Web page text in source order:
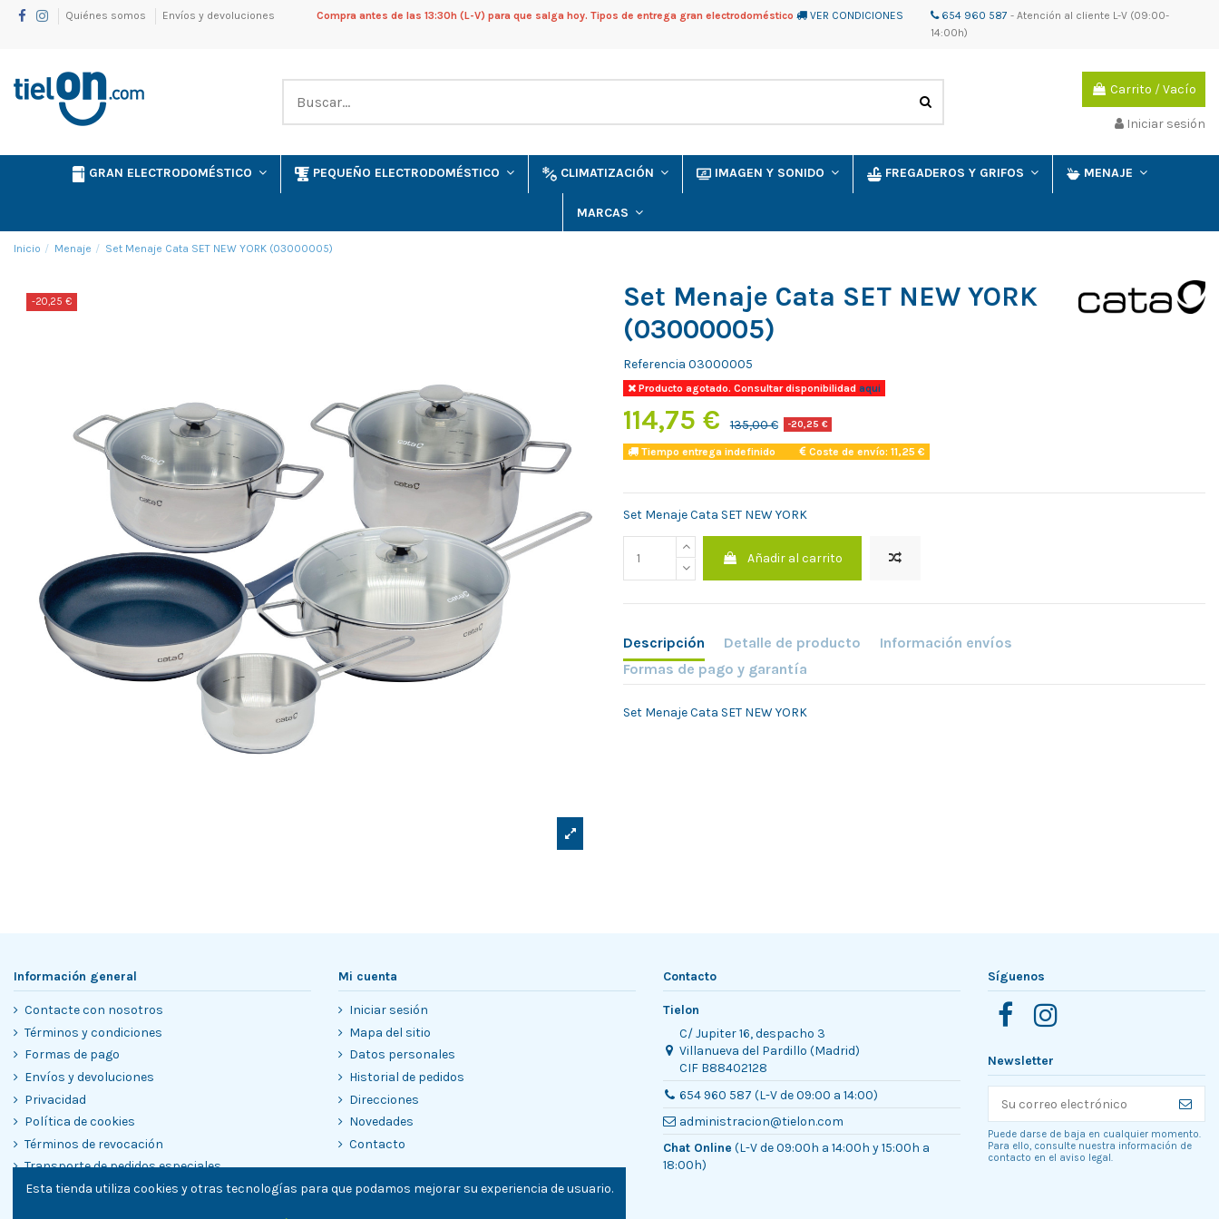
Quiénes somos Envíos y devoluciones Compra antes de las 13:30h (L-V) para que salga hoy. Tipos de entrega gran electrodoméstico VER CONDICIONES 654 960 587 - Atención al cliente L-V (09:00-
14:00h)
Carrito /Vacío
Iniciar sesión
GRAN ELECTRODOMÉSTICO PEQUEÑO ELECTRODOMÉSTICO CLIMATIZACIÓN IMAGEN Y SONIDO FREGADEROS Y GRIFOS MENAJE
MARCAS
Inicio Menaje Set Menaje Cata SET NEW YORK (03000005)
-20,25 €
Set Menaje Cata SET NEW YORK
(03000005)
Referencia 03000005
Producto agotado. Consultar disponibilidadaqui
114,75 € 135,00 € -20,25 €
Tiempo entrega indefinido Coste de envío: 11,25 €
Set Menaje Cata SET NEW YORK
Añadir al carrito
Descripción Detalle de producto
Información envíos
Formas de pago y garantía
Set Menaje Cata SET NEW YORK
Información general
Contacte con nosotros
Términos y condiciones
Formas de pago
Envíos y devoluciones
Privacidad
Política de cookies
Términos de revocación
Transporte de pedidos especiales
Garantías
Mi cuenta
Iniciar sesión
Mapa del sitio
Datos personales
Historial de pedidos
Direcciones
Novedades
Contacto
Contacto
Tielon
C/ Jupiter 16, despacho 3
Villanueva del Pardillo (Madrid)
CIF B88402128
654 960 587 (L-V de 09:00 a 14:00)
administracion@tielon.com
Chat Online (L-V de 09:00h a 14:00h y 15:00h a
18:00h)
Síguenos
Newsletter
Puede darse de baja en cualquier momento.
Para ello, consulte nuestra información de
contacto en el aviso legal.
Esta tienda utiliza cookies y otras tecnologías para que podamos mejorar su experiencia de usuario.